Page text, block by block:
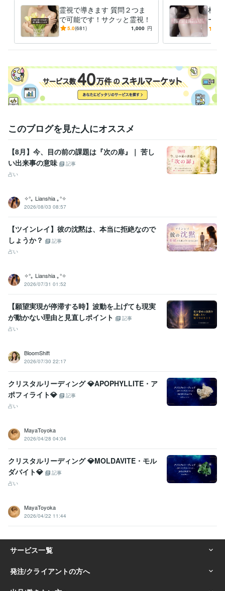
霊視で導きます 質問２つま
で可能です！サクッと霊視！
5.0(681) 1,000 円
相手
ー様
１ヶ
ス
このブログを見た人にオススメ
【8月】今、目の前の課題は『次の扉』｜ 苦し
い出来事の意味
記事
占い
✧°｡ Lianshia ｡°✧
2026/08/03 08:57
【ツインレイ】彼の沈黙は、本当に拒絶なので
しょうか？
記事
占い
✧°｡ Lianshia ｡°✧
2026/07/31 01:52
【願望実現が停滞する時】波動を上げても現実
が動かない理由と見直しポイント
記事
占い
BloomShift
2026/07/30 22:17
クリスタルリーディング 💎APOPHYLLITE・ア
ポフィライト💎
記事
占い
MayaToyoka
2026/04/28 04:04
クリスタルリーディング 💎MOLDAVITE・モル
ダバイト💎
記事
占い
MayaToyoka
2026/04/22 11:44